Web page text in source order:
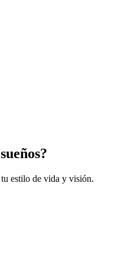
estilo de vida y visión.